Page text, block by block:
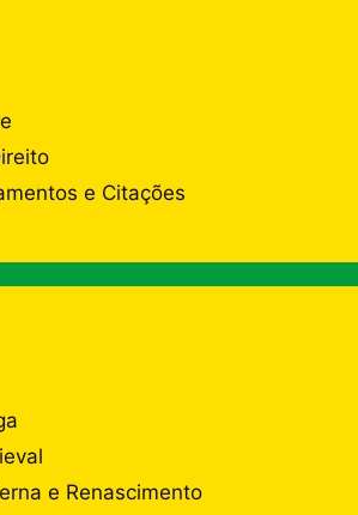
e Citações
e Renascimento